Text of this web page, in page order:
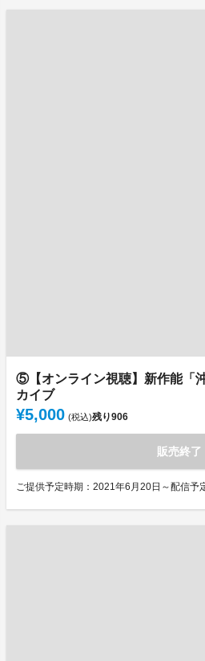
⑤【オンライン視聴】新作能「
カイブ
¥5,000 (税込)残り906
販売終了
ご提供予定時期：2021年6月20日～配信予